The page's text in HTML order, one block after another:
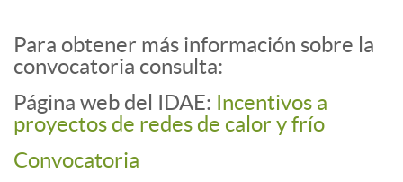
Para obtener más información sobre la
convocatoria consulta:
Página web del IDAE: Incentivos a
proyectos de redes de calor y frío
Convocatoria